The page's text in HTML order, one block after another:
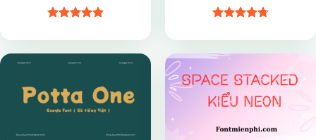
hạng4.95
sao
hạng4.75
sao